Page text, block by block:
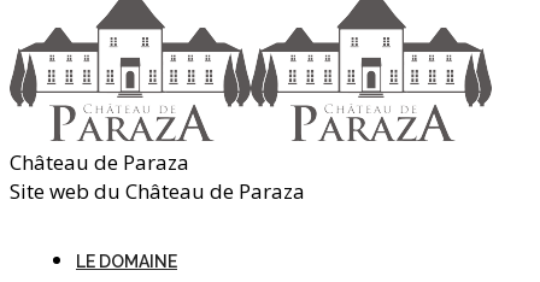
Château de Paraza
Site web du Château de Paraza
LE DOMAINE